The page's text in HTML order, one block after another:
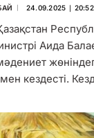
24.09.2025 ∣ 20:52
Аида
кездесті.